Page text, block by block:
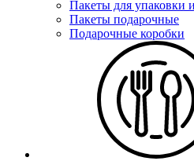
Пакеты для упаковки
Пакеты подарочные
Подарочные коробки